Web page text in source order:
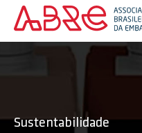
Sustentabilidade